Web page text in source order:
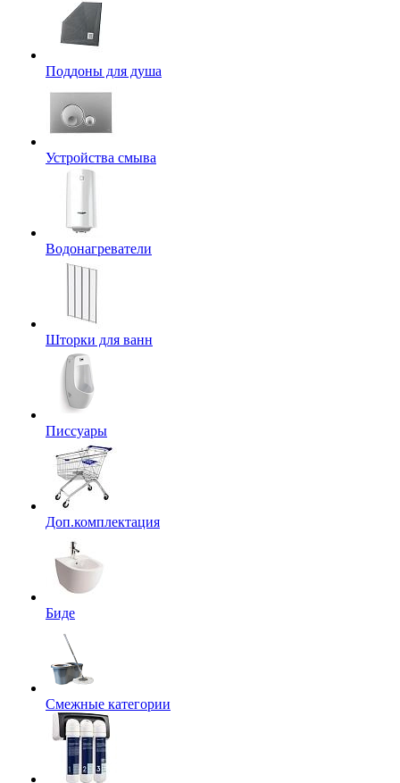
Поддоны для душа
Устройства смыва
Водонагреватели
Шторки для ванн
Писсуары
Доп.комплектация
Биде
Смежные категории